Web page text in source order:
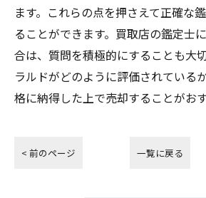
ます。これらの点を押さえて正確な
ることができます。買取店の鑑定士
合は、質問を積極的にすることも大
ラルドがどのように評価されている
格に納得した上で売却することがおす
< 前のページ 一覧に戻る